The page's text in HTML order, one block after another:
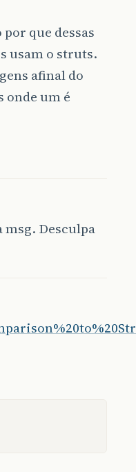
que dessas
usam o struts.
afinal do
onde um é
msg. Desculpa